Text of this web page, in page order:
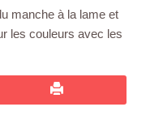
manche à la lame et
les couleurs avec les